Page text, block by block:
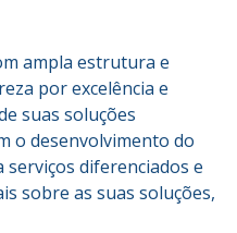
ampla estrutura e
por excelência e
suas soluções
o desenvolvimento do
serviços diferenciados e
sobre as suas soluções,